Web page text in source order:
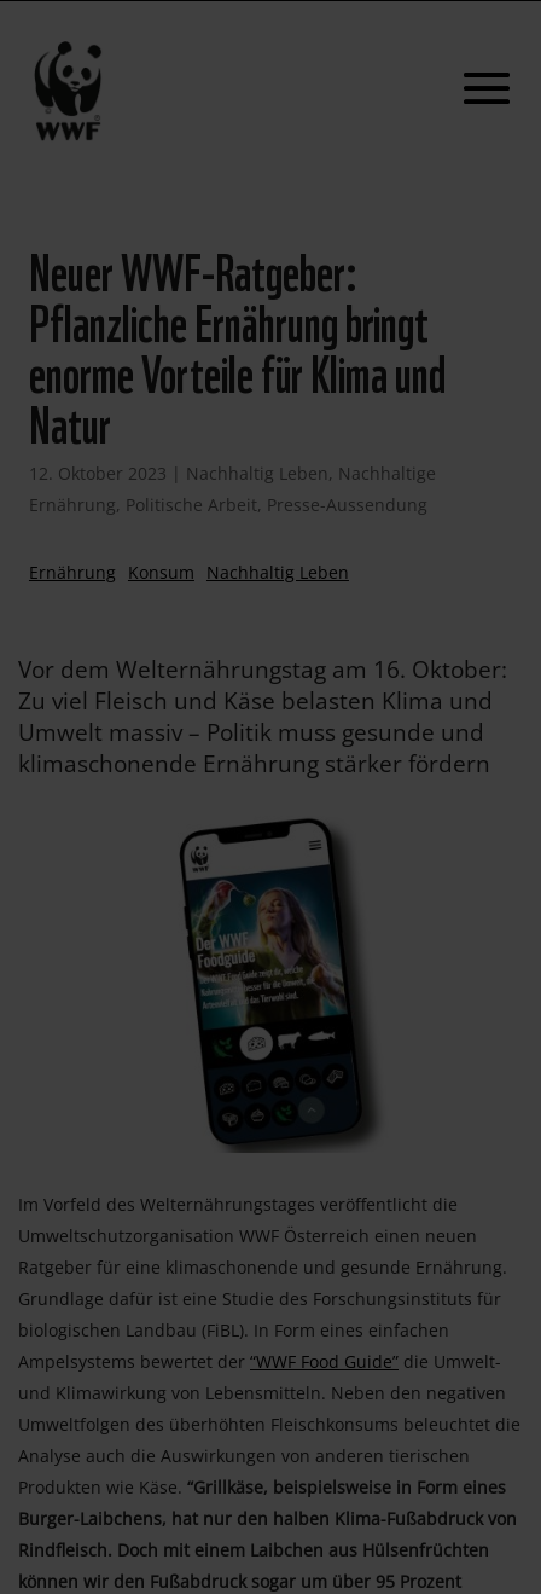
Neuer WWF-Ratgeber:
Pflanzliche Ernährung bringt
enorme Vorteile für Klima und
Natur
12. Oktober 2023 | Nachhaltig Leben, Nachhaltige
Ernährung, Politische Arbeit, Presse-Aussendung
Ernährung Konsum Nachhaltig Leben
Vor dem Welternährungstag am 16. Oktober:
Zu viel Fleisch und Käse belasten Klima und
Umwelt massiv – Politik muss gesunde und
klimaschonende Ernährung stärker fördern
Im Vorfeld des Welternährungstages veröffentlicht die
Umweltschutzorganisation WWF Österreich einen neuen
Ratgeber für eine klimaschonende und gesunde Ernährung.
Grundlage dafür ist eine Studie des Forschungsinstituts für
biologischen Landbau (FiBL). In Form eines einfachen
Ampelsystems bewertet der “WWF Food Guide” die Umwelt-
und Klimawirkung von Lebensmitteln. Neben den negativen
Umweltfolgen des überhöhten Fleischkonsums beleuchtet die
Analyse auch die Auswirkungen von anderen tierischen
Produkten wie Käse. “Grillkäse, beispielsweise in Form eines
Burger-Laibchens, hat nur den halben Klima-Fußabdruck von
Rindfleisch. Doch mit einem Laibchen aus Hülsenfrüchten
können wir den Fußabdruck sogar um über 95 Prozent